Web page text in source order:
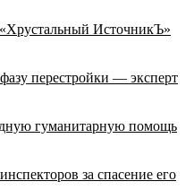
ИсточникЪ»
перестройки — эксперт
гуманитарную помощь
за спасение его